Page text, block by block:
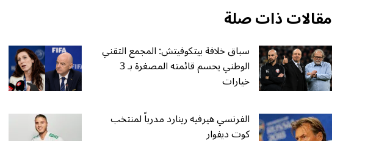
مقالات ذات صلة
سباق خلافة بيتكوفيتش: المجمع التقني
الوطني يحسم قائمته المصغرة بـ 3
خيارات
الفرنسي هيرفيه رينارد مدرباً لمنتخب
كوت ديفوار